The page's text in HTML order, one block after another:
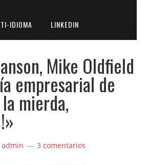
IDIOMA LINKEDIN
Mike Oldfield
empresarial de
mierda,
admin 3 comentarios